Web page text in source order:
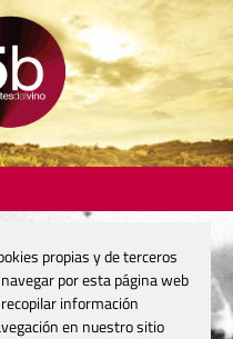
propias y de terceros
por esta página web
información
en nuestro sitio